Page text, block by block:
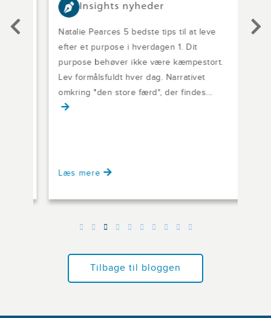
Insights nyheder
Natalie Pearces 5 bedste tips til at leve
efter et purpose i hverdagen 1. Dit
purpose behøver ikke være kæmpestort.
Lev formålsfuldt hver dag. Narrativet
omkring "den store færd", der findes...
Læs mere
Tilbage til bloggen